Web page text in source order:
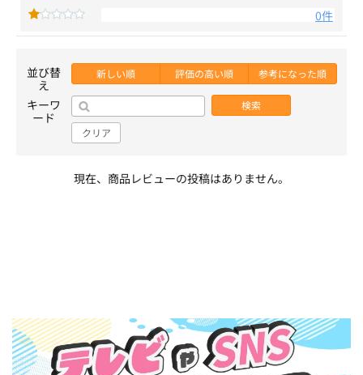
0件
並び替
え
新しい順 評価の高い順 参考になった順
キーワ
ード
検索
クリア
現在、商品レビューの投稿はありません。